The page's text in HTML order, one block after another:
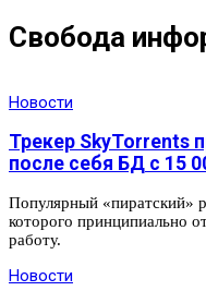
Свобода
Новости
Трекер SkyTorrents
после себя БД с 15
Популярный «пиратский»
которого принципиально
работу.
Новости